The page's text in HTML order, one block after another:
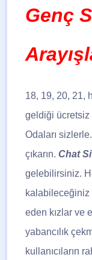
Genç
18, 19, 20, 21,
geldiği ücretsiz
Odaları
çıkarın. Chat
gelebilirsiniz.
kalabileceğiniz
eden kızlar ve
yabancılık
kullanıcıların